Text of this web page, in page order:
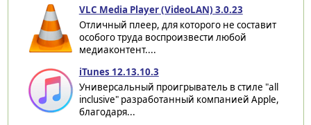
VLC Media Player (VideoLAN) 3.0.23
Отличный плеер, для которого не составит
особого труда воспроизвести любой
медиаконтент....
iTunes 12.13.10.3
Универсальный проигрыватель в стиле "all
inclusive" разработанный компанией Apple,
благодаря...